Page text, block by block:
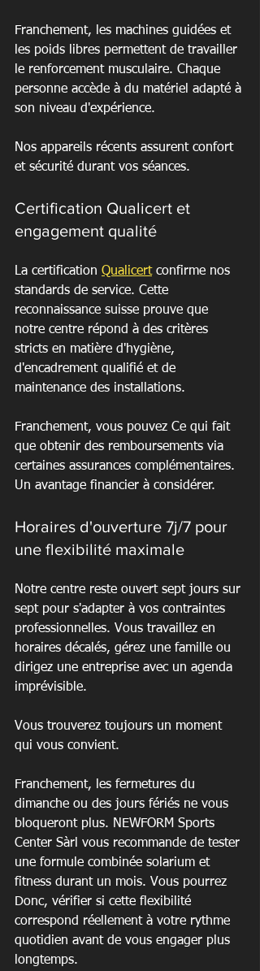
Franchement, les machines guidées et
les poids libres permettent de travailler
le renforcement musculaire. Chaque
personne accède à du matériel adapté à
son niveau d'expérience.
Nos appareils récents assurent confort
et sécurité durant vos séances.
Certification Qualicert et
engagement qualité
La certification Qualicert confirme nos
standards de service. Cette
reconnaissance suisse prouve que
notre centre répond à des critères
stricts en matière d'hygiène,
d'encadrement qualifié et de
maintenance des installations.
Franchement, vous pouvez Ce qui fait
que obtenir des remboursements via
certaines assurances complémentaires.
Un avantage financier à considérer.
Horaires d'ouverture 7j/7 pour
une flexibilité maximale
Notre centre reste ouvert sept jours sur
sept pour s'adapter à vos contraintes
professionnelles. Vous travaillez en
horaires décalés, gérez une famille ou
dirigez une entreprise avec un agenda
imprévisible.
Vous trouverez toujours un moment
qui vous convient.
Franchement, les fermetures du
dimanche ou des jours fériés ne vous
bloqueront plus. NEWFORM Sports
Center Sàrl vous recommande de tester
une formule combinée solarium et
fitness durant un mois. Vous pourrez
Donc, vérifier si cette flexibilité
correspond réellement à votre rythme
quotidien avant de vous engager plus
longtemps.